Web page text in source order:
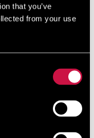
that you’ve
from your use
Kaktusów i
obok